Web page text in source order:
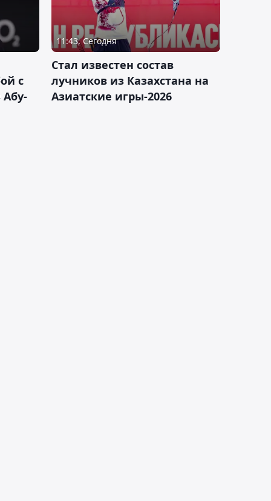
с
Абу-
11:43, Сегодня
Стал известен состав
лучников из Казахстана на
Азиатские игры-2026